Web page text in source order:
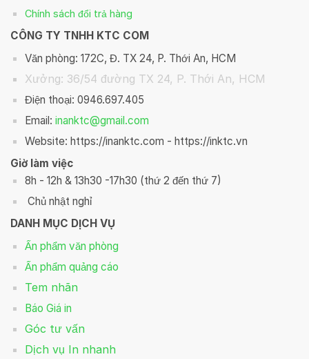
Chính sách đổi trả hàng
CÔNG TY TNHH KTC COM
Văn phòng: 172C, Đ. TX 24, P. Thới An, HCM
Xưởng: 36/54 đường TX 24, P. Thới An, HCM
Điện thoại: 0946.697.405
Email: inanktc@gmail.com
Website: https://inanktc.com - https://inktc.vn
Giờ làm việc
8h - 12h & 13h30 -17h30 (thứ 2 đến thứ 7)
Chủ nhật nghỉ
DANH MỤC DỊCH VỤ
Ấn phẩm văn phòng
Ấn phẩm quảng cáo
Tem nhãn
Báo Giá in
Góc tư vấn
Dịch vụ In nhanh